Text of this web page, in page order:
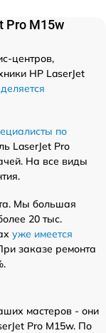
Pro M15w
центров,
HP LaserJet
по
LaserJet Pro
На все виды
Мы большая
20 тыс.
уже имеется
заказе ремонта
мастеров - они
Pro M15w. По